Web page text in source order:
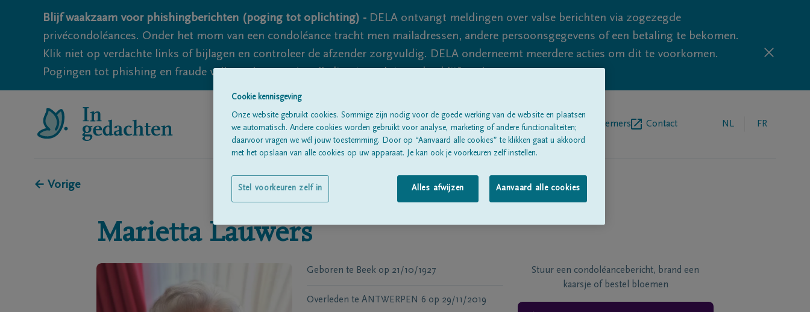
Blijf waakzaam voor phishingberichten (poging tot oplichting) - DELA ontvangt meldingen over valse berichten via zogezegde
privécondoléances. Onder het mom van een condoléance tracht men mailadressen, andere persoonsgegevens of een betaling te bekomen.
Klik niet op verdachte links of bijlagen en controleer de afzender zorgvuldig. DELA onderneemt meerdere acties om dit te voorkomen.
Pogingen tot phishing en fraude vallen echter nooit volledig uit te sluiten, dus blijf waakzaam.
Alle rouwberichtenOver onsBegrafenisondernemers Contact NL FR
← Vorige
Marietta Lauwers
Geboren te Beek op 21/10/1927
Overleden te ANTWERPEN 6 op 29/11/2019
Stuur een condoléancebericht, brand een
kaarsje of bestel bloemen
Cookie kennisgeving
Onze website gebruikt cookies. Sommige zijn nodig voor de goede werking van de website en plaatsen
we automatisch. Andere cookies worden gebruikt voor analyse, marketing of andere functionaliteiten;
daarvoor vragen we wél jouw toestemming. Door op “Aanvaard alle cookies” te klikken gaat u akkoord
met het opslaan van alle cookies op uw apparaat. Je kan ook je voorkeuren zelf instellen.
Alles afwijzen Aanvaard alle cookies
Stel voorkeuren zelf in